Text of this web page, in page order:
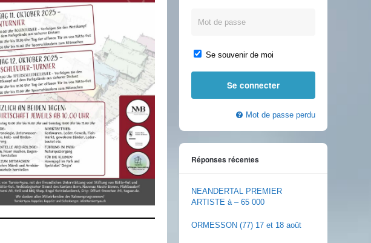
Se souvenir de moi
Mot de passe perdu
Réponses récentes
NEANDERTAL PREMIER
ARTISTE à – 65 000
ORMESSON (77) 17 et 18 août